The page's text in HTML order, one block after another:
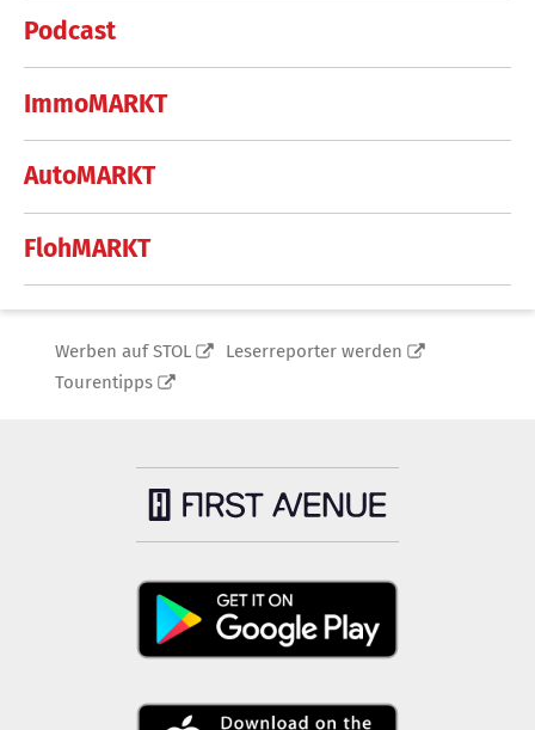
Podcast
ImmoMARKT
AutoMARKT
FlohMARKT
Werben auf STOL
Leserreporter werden
Tourentipps